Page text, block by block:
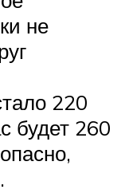
не
220
будет 260